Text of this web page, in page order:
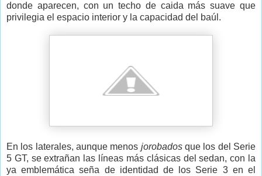
donde aparecen, con un techo de caida más suave que
privilegia el espacio interior y la capacidad del baúl.
En los laterales, aunque menos jorobadosque los del Serie
5 GT, se extrañan las líneas más clásicas del sedan, con la
ya emblemática seña de identidad de los Serie 3 en el